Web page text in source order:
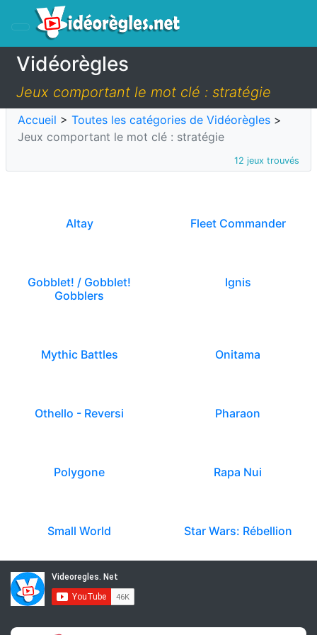
Vidéorègles
Jeux comportant le mot clé : stratégie
Accueil > Toutes les catégories de Vidéorègles >
Jeux comportant le mot clé : stratégie
12 jeux trouvés
Altay Fleet Commander
Gobblet! / Gobblet!
Gobblers
Ignis
Mythic Battles Onitama
Othello - Reversi Pharaon
Polygone Rapa Nui
Small World Star Wars: Rébellion